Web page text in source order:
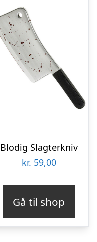
Blodig Slagterkniv
kr. 59,00
Gå til shop